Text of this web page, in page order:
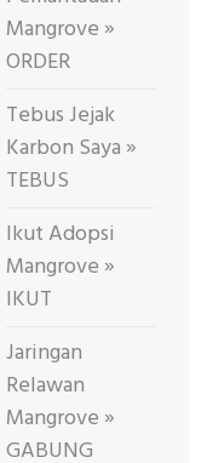
Mangrove »
ORDER
Tebus Jejak
Karbon Saya »
TEBUS
Ikut Adopsi
Mangrove »
IKUT
Jaringan
Relawan
Mangrove »
GABUNG